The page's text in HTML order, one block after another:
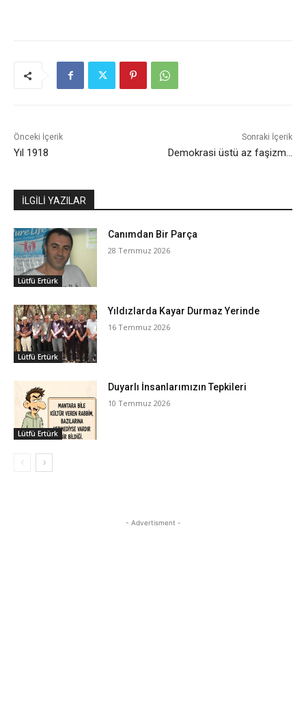
Önceki İçerik
Yıl 1918
Sonraki İçerik
Demokrasi üstü az faşizm…
İLGİLİ YAZILAR
Lütfü Ertürk
Canımdan Bir Parça
28 Temmuz 2026
Lütfü Ertürk
Yıldızlarda Kayar Durmaz Yerinde
16 Temmuz 2026
Lütfü Ertürk
Duyarlı İnsanlarımızın Tepkileri
10 Temmuz 2026
- Advertisment -